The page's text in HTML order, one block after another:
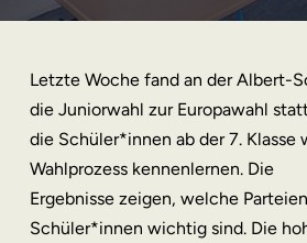
Letzte Woche fand an der Albert-
die Juniorwahl zur Europawahl
die Schüler*innen ab der 7. Klasse
Wahlprozess kennenlernen. Die
Ergebnisse zeigen, welche
Schüler*innen wichtig sind. Die